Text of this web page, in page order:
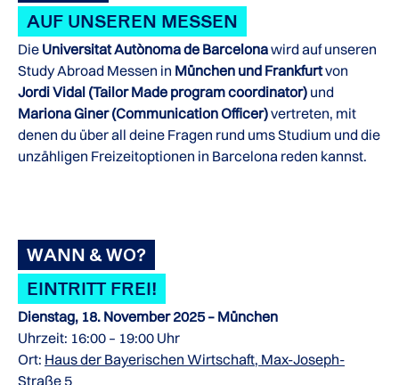
AUF UNSEREN MESSEN
Die Universitat Autònoma de Barcelonawird auf unseren
Study Abroad Messen in München und Frankfurtvon
Jordi Vidal (Tailor Made program coordinator) und
Mariona Giner (Communication Officer)vertreten, mit
denen du über all deine Fragen rund ums Studium und die
unzähligen Freizeitoptionen in Barcelona reden kannst.
WANN & WO?
EINTRITT FREI!
Dienstag, 18. November 2025 – München
Uhrzeit: 16:00 – 19:00 Uhr
Ort: Haus der Bayerischen Wirtschaft, Max-Joseph-
Straße 5